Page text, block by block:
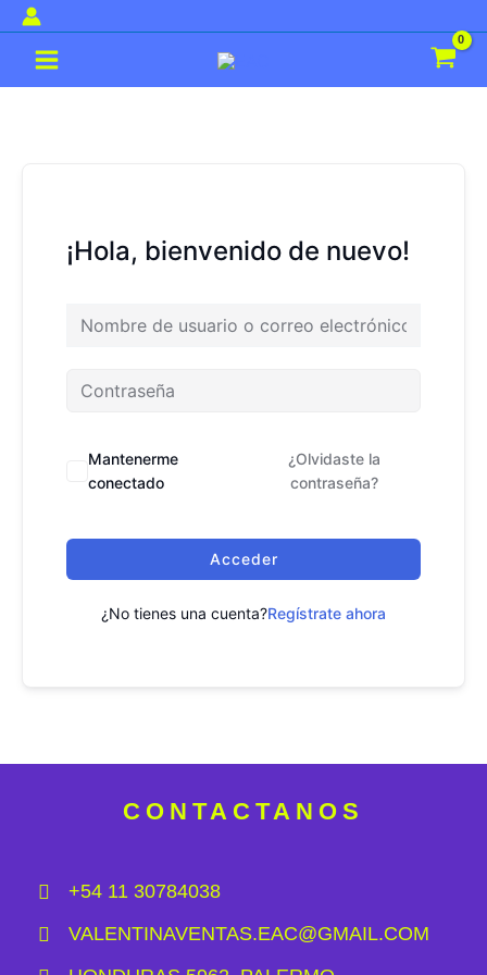
al
contenido
Main
¡Hola, bienvenido de nuevo!
Mantenerme
conectado
¿Olvidaste la
contraseña?
Acceder
¿No tienes una cuenta?Regístrate ahora
CONTACTANOS
+54 11 30784038
VALENTINAVENTAS.EAC@GMAIL.COM